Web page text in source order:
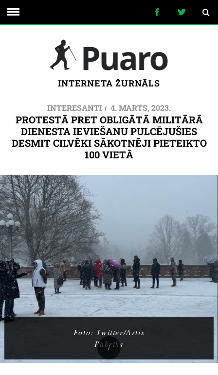
INTERNETA ŽURNĀLS
INTERESANTI 4. MARTS, 2023.
PROTESTĀ PRET OBLIGĀTĀ MILITĀRĀ
DIENESTA IEVIEŠANU PULCĒJUŠIES
DESMIT CILVĒKI SĀKOTNĒJI PIETEIKTO
100 VIETĀ
Foto: Twitter/Artis
Pabriks